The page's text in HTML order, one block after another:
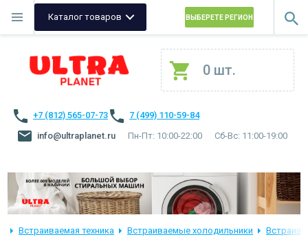
Каталог товаров ВЫБЕРЕТЕ РЕГИОН
0 шт.
+7 (812) 565-07-73
7 (499) 110-59-84
info@ultraplanet.ru
Пн-Пт: 10:00-22:00 Сб-Вс: 11:00-19:00
Встраиваемая техника Встраиваемые холодильники